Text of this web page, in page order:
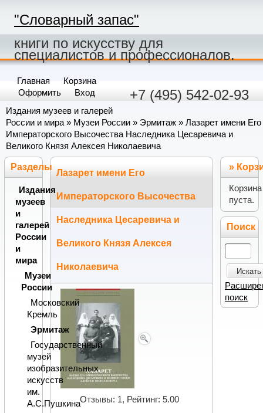
"Словарный запас"
книги по искусству для
специалистов и профессионалов.
+7 (495) 542-02-93
Главная
Корзина
Оформить
Вход
Издания музеев и галерей
России и мира» Музеи России » Эрмитаж » Лазарет имени Его
Императорского Высочества Наследника Цесаревича и
Великого Князя Алексея Николаевича
Лазарет имени Его
Императорского Высочества
Наследника Цесаревича и
Великого Князя Алексея
Николаевича
Отзывы: 1, Рейтинг: 5.00
Разделы
Издания
музеев
и
галерей
России
и
мира
Музеи
России
Московский
Кремль
Эрмитаж
Государственный
музей
изобразительных
искусств
им.
А.С.Пушкина
»
Корзина
пуста.
Поиск
Искать
поиск